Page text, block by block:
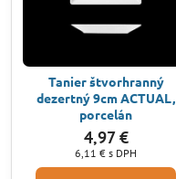
Tanier štvorhranný
dezertný 9cm ACTUAL,
porcelán
4,97 €
6,11 € s DPH